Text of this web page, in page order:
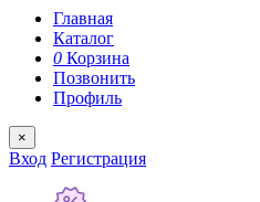
Главная
Каталог
0 Корзина
Позвонить
Профиль
×
Вход Регистрация